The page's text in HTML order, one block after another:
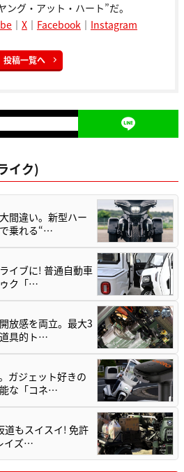
ング・アット・ハート”だ。
｜ X ｜ Facebook ｜ Instagram
投稿一覧へ
イク)
間違い。新型ハー
乗れる“…
イブに! 普通自動車
ク「…
放感を両立。最大3
具的ト…
ガジェット好きの
な「コネ…
道もスイスイ! 免許
イズ…